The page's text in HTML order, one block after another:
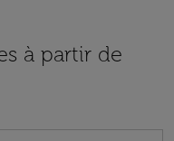
à partir de